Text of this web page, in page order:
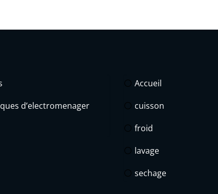
d’electromenager
Accueil
cuisson
froid
lavage
sechage